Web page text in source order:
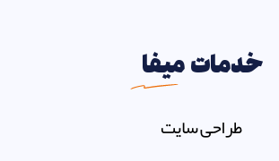
خدماتمیفا
طراحی سایت